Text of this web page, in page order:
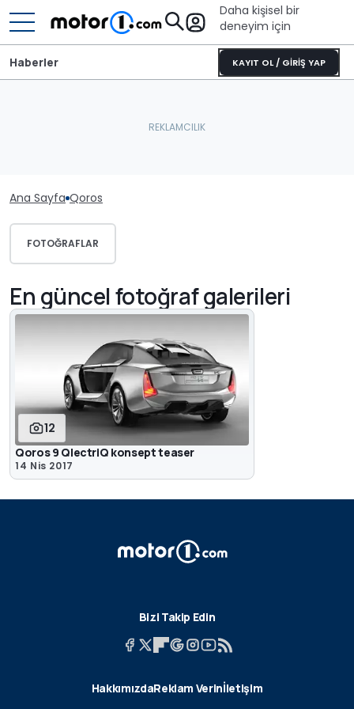
Daha kişisel bir
deneyim için
KAYIT OL / GİRİŞ YAP
Haberler
Ana Sayfa Qoros
FOTOĞRAFLAR
En güncel fotoğraf galerileri
12
Qoros 9 QlectriQ konsept teaser
14 Nis 2017
Bizi Takip Edin
HakkımızdaReklam Verinİletişim